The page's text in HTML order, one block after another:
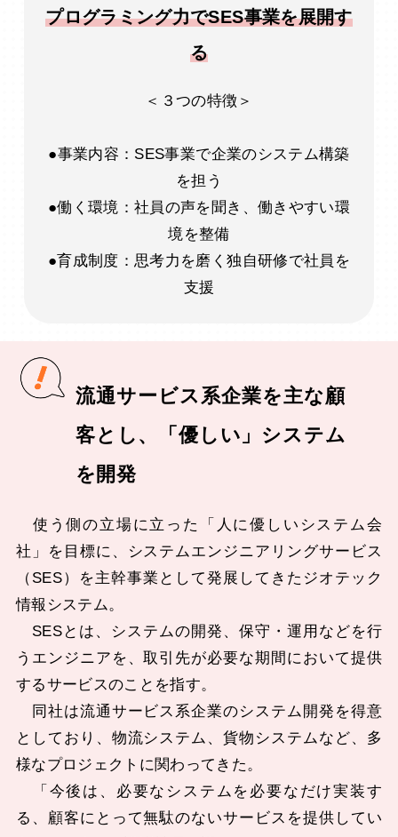
プログラミング力でSES事業を展開す
る
＜３つの特徴＞
●事業内容：SES事業で企業のシステム構築
を担う
●働く環境：社員の声を聞き、働きやすい環
境を整備
●育成制度：思考力を磨く独自研修で社員を
支援
流通サービス系企業を主な顧
客とし、「優しい」システム
を開発
使う側の立場に立った「人に優しいシステム会
社」を目標に、システムエンジニアリングサービス
（SES）を主幹事業として発展してきたジオテック
情報システム。
SESとは、システムの開発、保守・運用などを行
うエンジニアを、取引先が必要な期間において提供
するサービスのことを指す。
同社は流通サービス系企業のシステム開発を得意
としており、物流システム、貨物システムなど、多
様なプロジェクトに関わってきた。
「今後は、必要なシステムを必要なだけ実装す
る、顧客にとって無駄のないサービスを提供してい